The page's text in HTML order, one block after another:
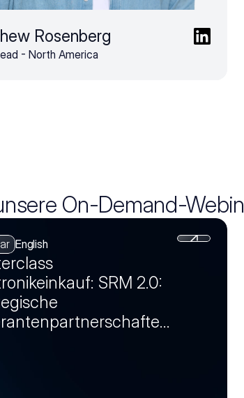
Rosenberg
- North America
On-Demand-
English
SRM 2.0: